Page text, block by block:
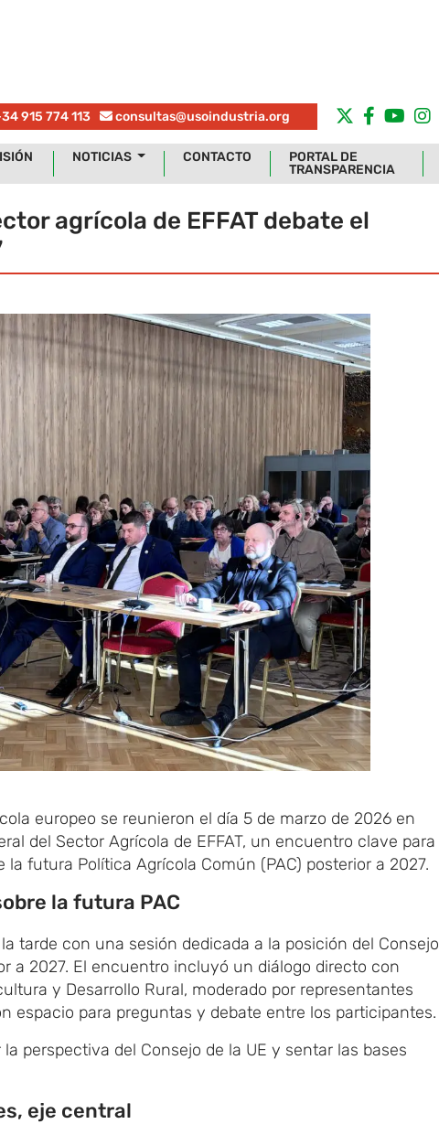
915 774 113 consultas@usoindustria.org
NOTICIAS CONTACTO
PORTAL DE
TRANSPARENCIA
agrícola de EFFAT debate el
europeo se reuni​eron el día 5 de marzo de 2026 en
del Sector Agrícola de EFFAT, un encuentro clave para
futura Política Agrícola Común (PAC) posterior a 2027.
la futura PAC
tarde con una sesión dedicada a la posición del Consejo
a 2027. El encuentro incluyó un diálogo directo con
y Desarrollo Rural, moderado por representantes
espacio para preguntas y debate entre los participantes.
perspectiva del Consejo de la UE y sentar las bases
eje central